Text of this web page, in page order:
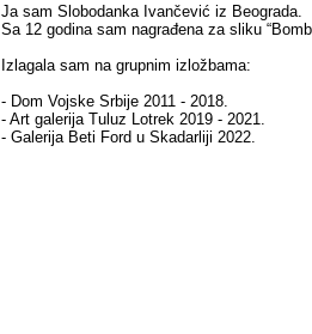
Ja sam Slobodanka Ivančević iz Beograda.
Sa 12 godina sam nagrađena za sliku
Izlagala sam na grupnim izložbama:
- Dom Vojske Srbije 2011 - 2018.
- Art galerija Tuluz Lotrek 2019 - 2021.
- Galerija Beti Ford u Skadarliji 2022.